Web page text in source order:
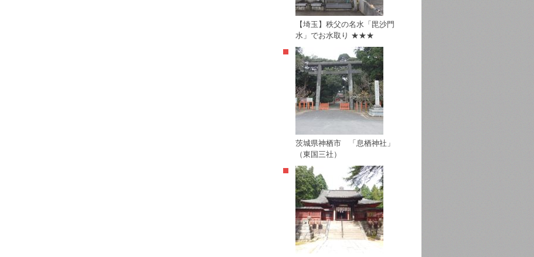
【埼玉】秩父の名水「毘沙門
水」でお水取り ★★★
茨城県神栖市 「息栖神社」
（東国三社）